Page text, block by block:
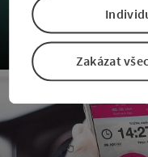
Zakázat